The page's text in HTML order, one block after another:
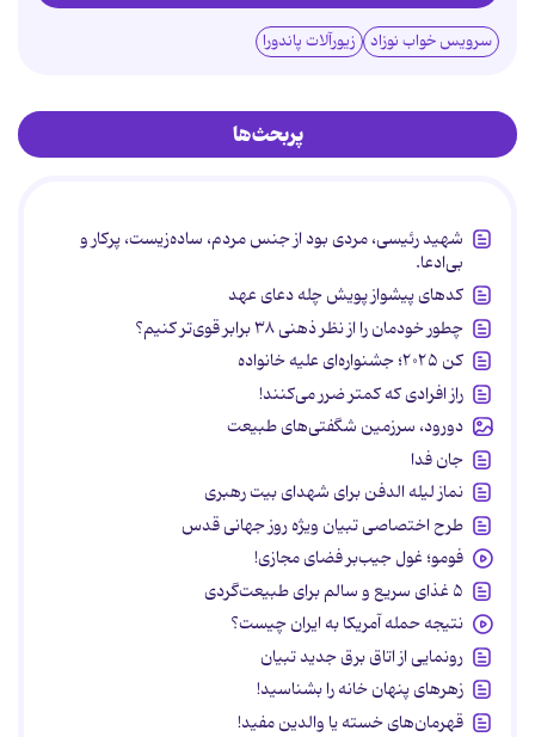
سرویس خواب نوزاد زیورآلات پاندورا
پربحث‌ها
شهید رئیسی، مردی بود از جنس مردم، ساده‌زیست، پرکار و
بی‌ادعا.
کدهای پیشواز پویش چله دعای عهد
چطور خودمان را از نظر ذهنی ۳۸ برابر قوی‌تر کنیم؟
کن ۲۰۲۵؛ جشنواره‌ای علیه خانواده
راز افرادی که کمتر ضرر می‌کنند!
دورود، سرزمین شگفتی‌های طبیعت
جان فدا
نماز لیله الدفن برای شهدای بیت رهبری
طرح اختصاصی تبیان ویژه روز جهانی قدس
فومو؛ غول جیب‌بر فضای مجازی!
۵ غذای سریع و سالم برای طبیعت‌گردی
نتیجه حمله آمریکا به ایران چیست؟
رونمایی از اتاق برق جدید تبیان
زهرهای پنهان خانه را بشناسید!
قهرمان‌های خسته یا والدین مفید!